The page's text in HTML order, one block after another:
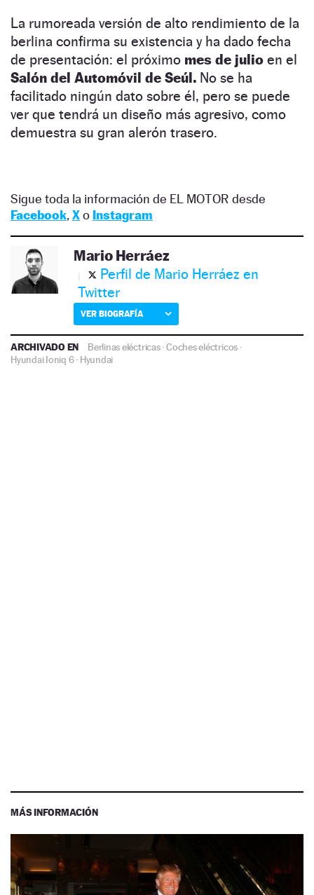
La rumoreada versión de alto rendimiento de la
berlina confirma su existencia y ha dado fecha
de presentación: el próximo mes de julio en el
Salón del Automóvil de Seúl. No se ha
facilitado ningún dato sobre él, pero se puede
ver que tendrá un diseño más agresivo, como
demuestra su gran alerón trasero.
Sigue toda la información de EL MOTOR desde
Facebook, Xo Instagram
Mario Herráez
Perfil de Mario Herráez en
Twitter
VER BIOGRAFÍA
ARCHIVADO EN Berlinas eléctricas·Coches eléctricos ·
Hyundai Ioniq 6· Hyundai
MÁS INFORMACIÓN